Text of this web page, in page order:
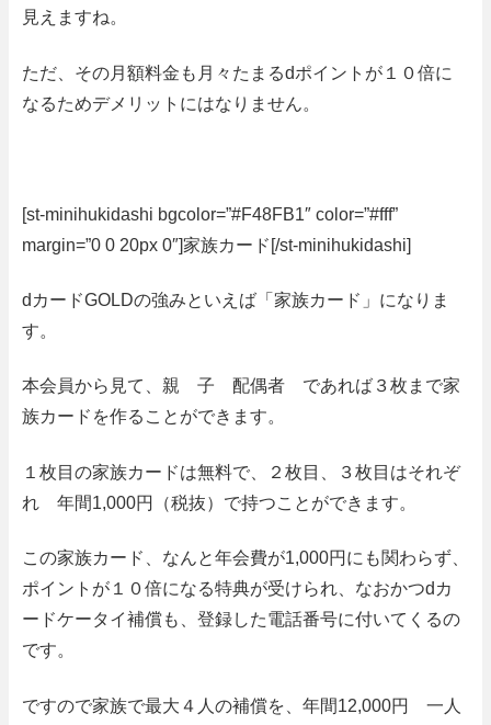
見えますね。
ただ、その月額料金も月々たまるdポイントが１０倍に
なるためデメリットにはなりません。
[st-minihukidashi bgcolor=”#F48FB1″ color=”#fff”
margin=”0 0 20px 0″]家族カード[/st-minihukidashi]
dカードGOLDの強みといえば「家族カード」になりま
す。
本会員から見て、親 子 配偶者 であれば３枚まで家
族カードを作ることができます。
１枚目の家族カードは無料で、２枚目、３枚目はそれぞ
れ 年間1,000円（税抜）で持つことができます。
この家族カード、なんと年会費が1,000円にも関わらず、
ポイントが１０倍になる特典が受けられ、なおかつdカ
ードケータイ補償も、登録した電話番号に付いてくるの
です。
ですので家族で最大４人の補償を、年間12,000円 一人